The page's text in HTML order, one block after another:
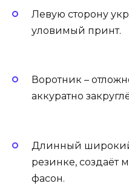
Левую сторону
уловимый принт.
Воротник –
аккуратно
Длинный
резинке, создаёт
фасон.